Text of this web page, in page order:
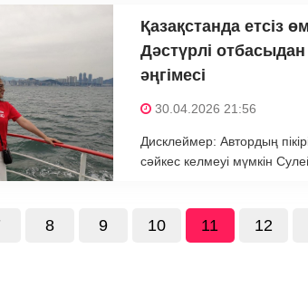
Қазақстанда етсіз
Дәстүрлі
әңгімесі
30.04.2026 21:56
Дисклеймер: Автордың
сәйкес келмеуі мүмкін
8 9 10 11 12